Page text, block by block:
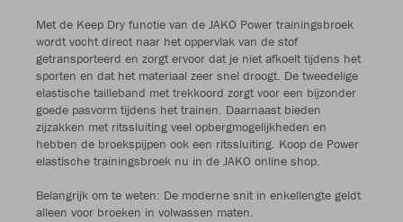
Met de Keep Dry functie van de JAKO Power trainingsbroek
wordt vocht direct naar het oppervlak van de stof
getransporteerd en zorgt ervoor dat je niet afkoelt tijdens het
sporten en dat het materiaal zeer snel droogt. De tweedelige
elastische tailleband met trekkoord zorgt voor een bijzonder
goede pasvorm tijdens het trainen. Daarnaast bieden
zijzakken met ritssluiting veel opbergmogelijkheden en
hebben de broekspijpen ook een ritssluiting. Koop de Power
elastische trainingsbroek nu in de JAKO online shop.
Belangrijk om te weten: De moderne snit in enkellengte geldt
alleen voor broeken in volwassen maten.